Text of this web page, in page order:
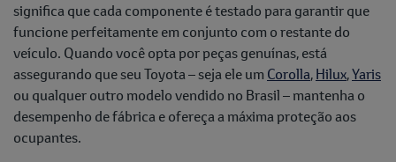
significa que cada componente é testado para garantir que
funcione perfeitamente em conjunto com o restante do
veículo. Quando você opta por peças genuínas, está
assegurando que seu Toyota – seja ele um Corolla,Hilux,Yaris
ou qualquer outro modelo vendido no Brasil – mantenha o
desempenho de fábrica e ofereça a máxima proteção aos
ocupantes.